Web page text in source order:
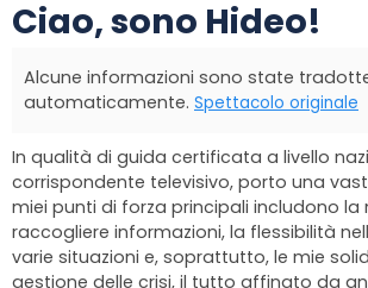
Ciao, sono Hideo!
Alcune informazioni sono state
automaticamente. Spettacolo originale
In qualità di guida certificata a livello
corrispondente televisivo, porto una
miei punti di forza principali includono la
raccogliere informazioni, la flessibilità
varie situazioni e, soprattutto, le mie
gestione delle crisi, il tutto affinato da